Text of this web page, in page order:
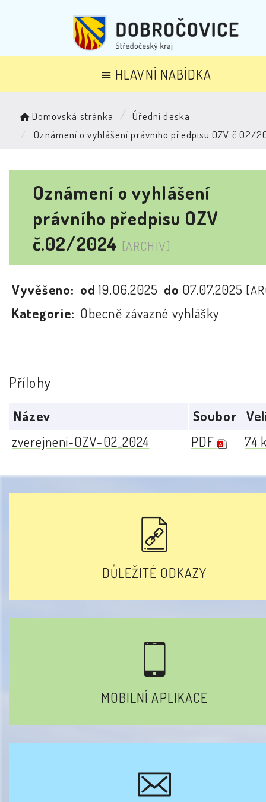
HLAVNÍ NABÍDKA
Domovská stránka
Úřední deska
Oznámení o vyhlášení právního předpisu OZV č.02/
Oznámení o vyhlášení
právního předpisu OZV
č.02/2024 [ARCHIV]
Vyvěšeno: od19.06.2025 do 07.07.2025
Kategorie: Obecně závazné vyhlášky
Přílohy
Název Soubor
zverejneni-OZV-02_2024
PDF 74
DŮLEŽITÉ ODKAZY
MOBILNÍ APLIKACE